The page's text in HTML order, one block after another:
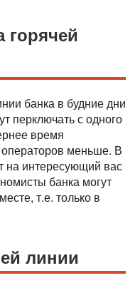
банка в будние дни
перключать с одного
время
меньше. В
на интересующий вас
банка могут
т.е. только в
линии